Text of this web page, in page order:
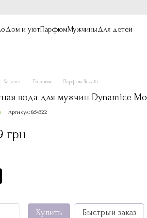
Дом и уютПарфюмМужчиныДля детей
Каталог Парфюм Парфюм Bugatti
вода для мужчин Dynamice
Артикул: 854322
грн
Купить Быстрый заказ